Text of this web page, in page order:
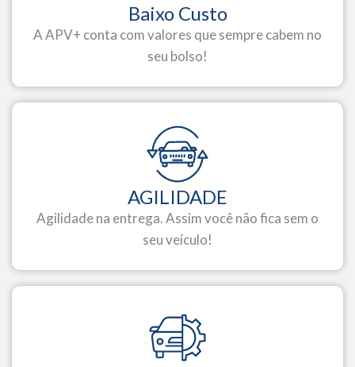
Baixo Custo
A APV+ conta com valores que sempre cabem no
seu bolso!
AGILIDADE
Agilidade na entrega. Assim você não fica sem o
seu veículo!